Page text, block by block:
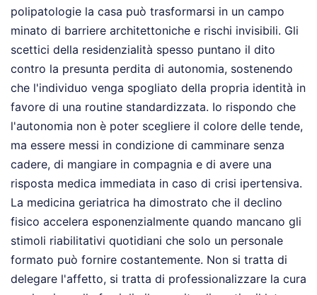
polipatologie la casa può trasformarsi in un campo
minato di barriere architettoniche e rischi invisibili. Gli
scettici della residenzialità spesso puntano il dito
contro la presunta perdita di autonomia, sostenendo
che l'individuo venga spogliato della propria identità in
favore di una routine standardizzata. Io rispondo che
l'autonomia non è poter scegliere il colore delle tende,
ma essere messi in condizione di camminare senza
cadere, di mangiare in compagnia e di avere una
risposta medica immediata in caso di crisi ipertensiva.
La medicina geriatrica ha dimostrato che il declino
fisico accelera esponenzialmente quando mancano gli
stimoli riabilitativi quotidiani che solo un personale
formato può fornire costantemente. Non si tratta di
delegare l'affetto, si tratta di professionalizzare la cura